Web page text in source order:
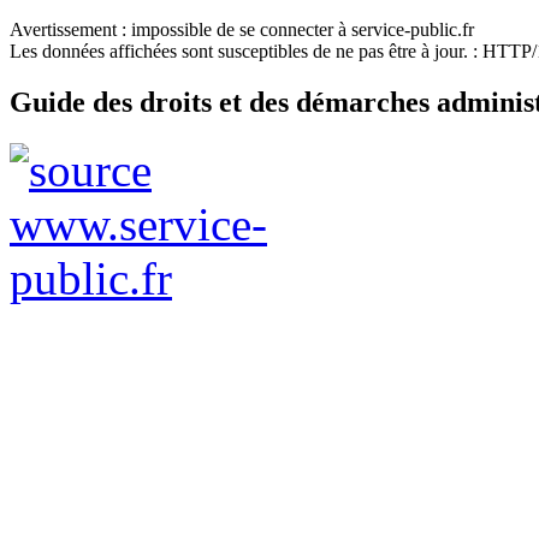
Avertissement : impossible de se connecter à service-public.fr
Les données affichées sont susceptibles de ne pas être à jour. :
Guide des droits et des démarches